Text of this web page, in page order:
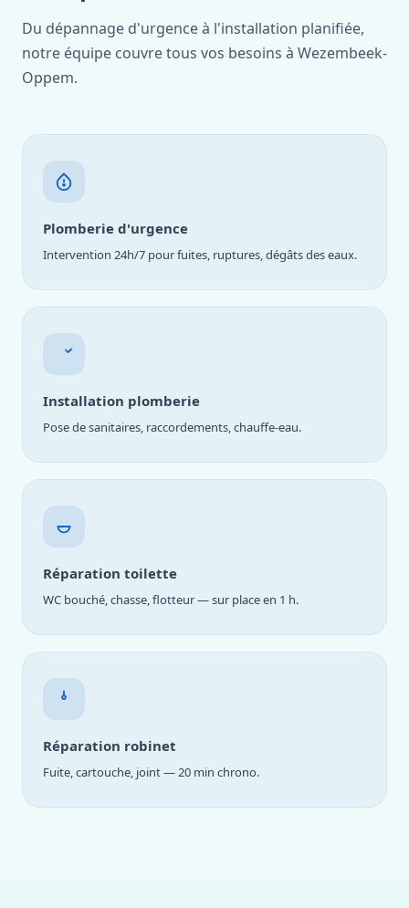
Du dépannage d'urgence à l'installation planifiée,
notre équipe couvre tous vos besoins à Wezembeek-
Oppem.
Plomberie d'urgence
Intervention 24h/7 pour fuites, ruptures, dégâts des eaux.
Installation plomberie
Pose de sanitaires, raccordements, chauffe-eau.
Réparation toilette
WC bouché, chasse, flotteur — sur place en 1 h.
Réparation robinet
Fuite, cartouche, joint — 20 min chrono.